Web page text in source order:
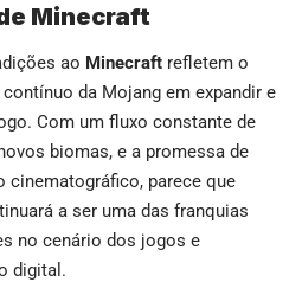
Minecraft
ao Minecraft refletem o
da Mojang em expandir e
Com um fluxo constante de
biomas, e a promessa de
cinematográfico, parece que
a ser uma das franquias
no cenário dos jogos e
digital.